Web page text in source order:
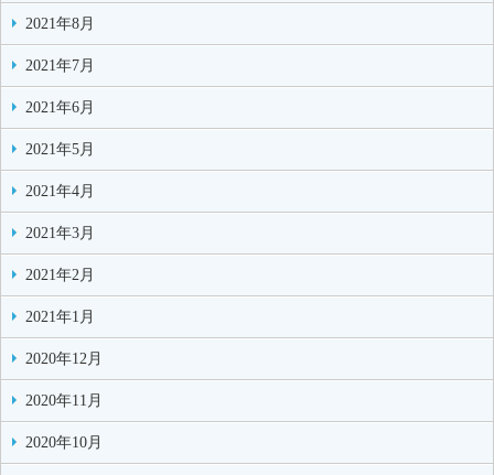
2021年8月
2021年7月
2021年6月
2021年5月
2021年4月
2021年3月
2021年2月
2021年1月
2020年12月
2020年11月
2020年10月